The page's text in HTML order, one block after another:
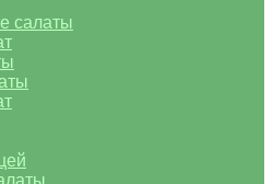
салаты